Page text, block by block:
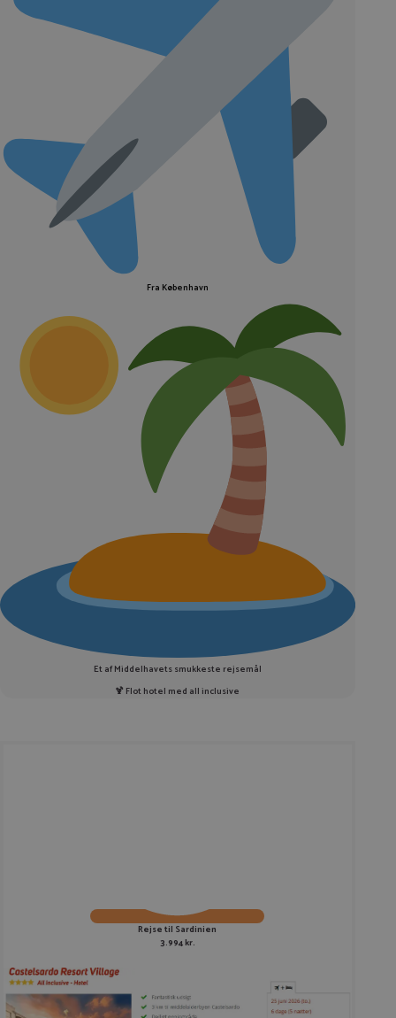
Fra København
Et af Middelhavets smukkeste rejsemål
🍹 Flot hotel med all inclusive
Rejse til Sardinien
3.994 kr.